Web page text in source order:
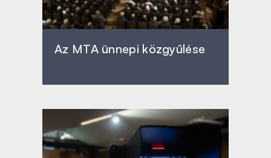
Az MTA ünnepi közgyűlése